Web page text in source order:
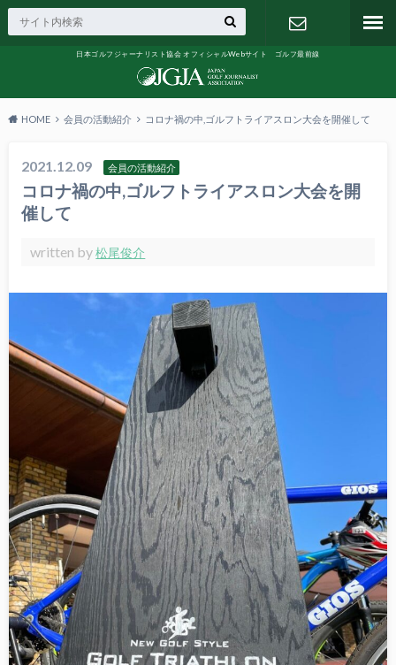
日本ゴルフジャーナリスト協会 オフィシャルWebサイト ゴルフ最前線
HOME 会員の活動紹介 コロナ禍の中,ゴルフトライアスロン大会を開催して
2021.12.09 会員の活動紹介
コロナ禍の中,ゴルフトライアスロン大会を開
催して
written by松尾俊介